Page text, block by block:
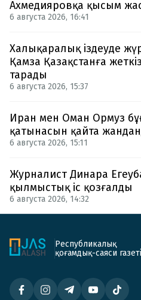
Ахмедияровқа қысым
6 августа 2026, 16:41
Халықаралық іздеуде
Қамза Қазақстанға
тарады
6 августа 2026, 15:37
Иран мен Оман Ормуз
қатынасын қайта
6 августа 2026, 15:11
Журналист Динара
қылмыстық іс қозғалды
6 августа 2026, 14:32
Республикалық
қоғамдық-саяси газеті